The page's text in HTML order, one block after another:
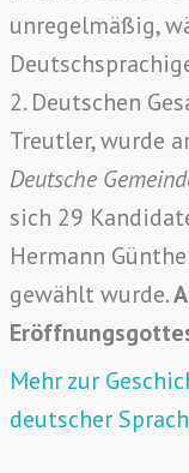
unregelmäßig,
2. Deutschen
Treutler, wurde
Deutsche
sich 29
Hermann
gewählt wurde.
Mehr zur
deutscher